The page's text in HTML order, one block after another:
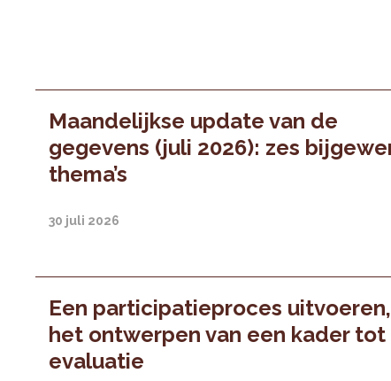
Maandelijkse update van de
gegevens (juli 2026): zes
thema’s
30 juli 2026
Een participatieproces
het ontwerpen van een kader tot
evaluatie